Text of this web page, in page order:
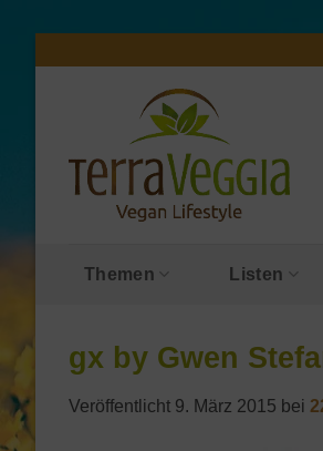
Themen Listen
gx by Gwen
Veröffentlicht 9. März 2015 bei